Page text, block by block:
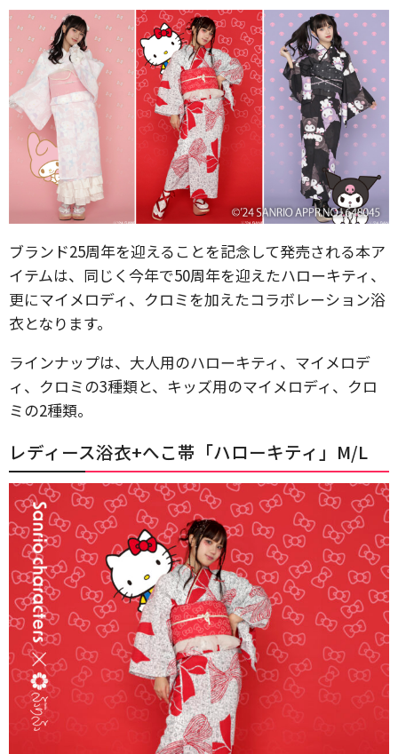
ブランド25周年を迎えることを記念して発売される本ア
イテムは、同じく今年で50周年を迎えたハローキティ、
更にマイメロディ、クロミを加えたコラボレーション浴
衣となります。
ラインナップは、大人用のハローキティ、マイメロデ
ィ、クロミの3種類と、キッズ用のマイメロディ、クロ
ミの2種類。
レディース浴衣+へこ帯「ハローキティ」M/L